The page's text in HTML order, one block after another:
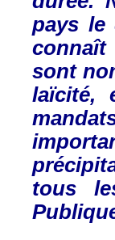
pays le
connaît
sont
laïcité,
tous